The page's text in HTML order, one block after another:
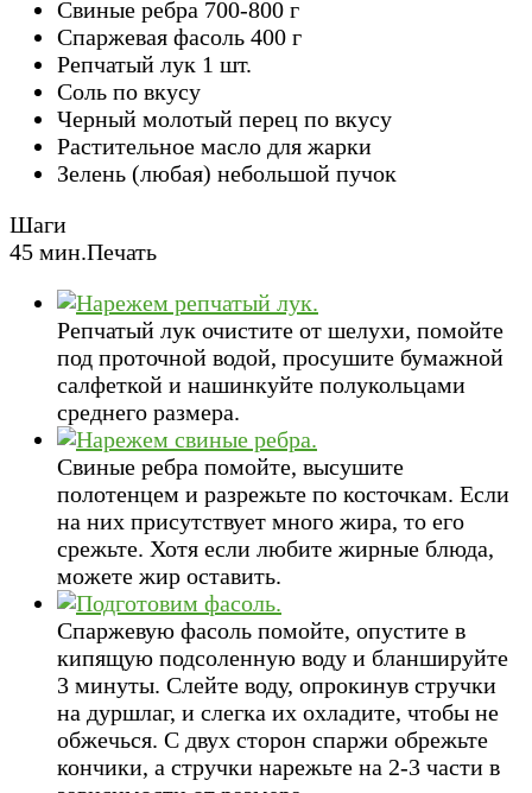
Свиные ребра 700-800 г
Спаржевая фасоль 400 г
Репчатый лук 1 шт.
Соль по вкусу
Черный молотый перец по вкусу
Растительное масло для жарки
Зелень (любая) небольшой пучок
Шаги
45 мин.Печать
Репчатый лук очистите от шелухи, помойте
под проточной водой, просушите бумажной
салфеткой и нашинкуйте полукольцами
среднего размера.
Свиные ребра помойте, высушите
полотенцем и разрежьте по косточкам. Если
на них присутствует много жира, то его
срежьте. Хотя если любите жирные блюда,
можете жир оставить.
Спаржевую фасоль помойте, опустите в
кипящую подсоленную воду и бланшируйте
3 минуты. Слейте воду, опрокинув стручки
на дуршлаг, и слегка их охладите, чтобы не
обжечься. С двух сторон спаржи обрежьте
кончики, а стручки нарежьте на 2-3 части в